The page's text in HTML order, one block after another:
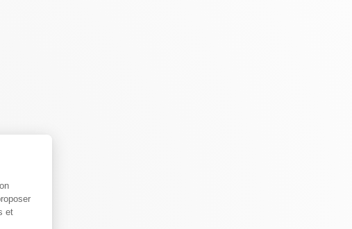
: Personnalisez vos Options
et